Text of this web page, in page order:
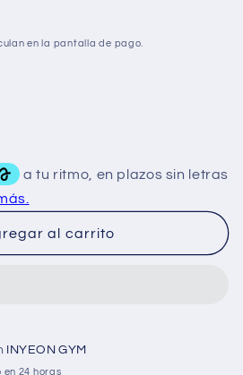
en la pantalla de pago.
al carrito
INYEON GYM
24 horas